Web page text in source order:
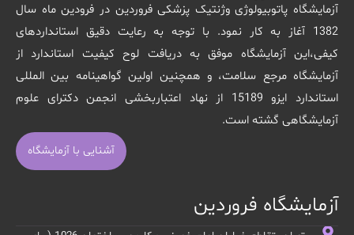
آزمایشگاه پاتوبیولوژی وژنتیک پزشکی فروردین در فرودین ماه سال
1382 آغاز به کار نمود. با توجه به رعایت دقیق استانداردهای
کیفی،این آزمایشگاه موفق به دریافت لوح کیفیت استاندارد از
آزمایشگاه مرجع سلامت، و همچنین اولین گواهینامه بین المللی
استاندارد ایزو 15189 از نهاد اعتباربخشی انجمن دکترای علوم
آزمایشگاهی گشته است.
آشنایی با آزمایشگاه
آزمایشگاه فروردین